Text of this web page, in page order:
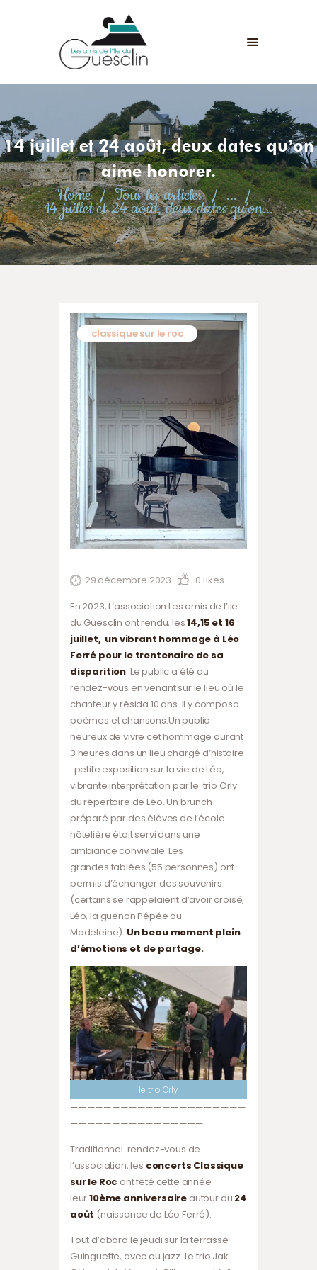
14 juillet et 24 août, deux dates qu’on
aime honorer.
Home
Tous les articles ...
14 juillet et 24 août, deux dates qu’on...
LES AMIS DE L'ÎLE DU GUESCLIN
LE FORT ET L’ÎLE
ASSOCIATION
ADHÉSION
ANIMATIONS
ACTUALITÉS
CONTACT
classique sur le roc
29 décembre 2023 0 Likes
En 2023, L’association Les amis de l’ile
du Guesclin ont rendu, les14,15 et 16
juillet, un vibrant hommage à Léo
Ferré pour le trentenaire de sa
disparition. Le public a été au
rendez-vous en venant sur le lieu où le
chanteur y résida 10 ans. Il y composa
poèmes et chansons.Un public
heureux de vivre cet hommage durant
3 heures dans un lieu chargé d’histoire
: petite exposition sur la vie de Léo,
vibrante interprétation par le trio Orly
du répertoire de Léo. Un brunch
préparé par des élèves de l’école
hôtelière était servi dans une
ambiance conviviale. Les
grandes tablées (55 personnes) ont
permis d’échanger des souvenirs
(certains se rappelaient d’avoir croisé,
Léo, la guenon Pépée ou
Madeleine). Un beau moment plein
d’émotions et de partage.
le trio Orly
—————————————————————
————————————————
Traditionnel rendez-vous de
l’association, les concerts Classique
sur le Roc ont fêté cette année
leur10ème anniversaire autour du 24
août (naissance de Léo Ferré).
Tout d’abord le jeudi sur la terrasse
Guinguette, avec du jazz. Le trio Jak